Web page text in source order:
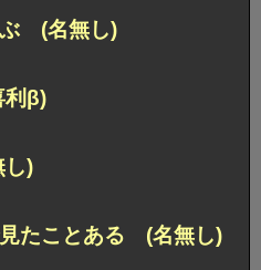
ぶ (名無し)
利β)
)
たことある (名無し)